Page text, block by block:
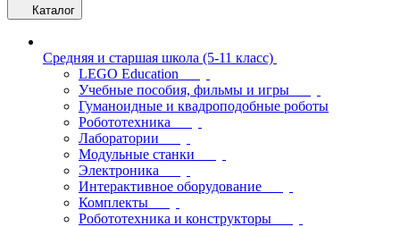
Каталог
Средняя и старшая школа (5-11 класс)
LEGO Education
Учебные пособия, фильмы и игры
Гуманоидные и квадроподобные роботы
Робототехника
Лаборатории
Модульные станки
Электроника
Интерактивное оборудование
Комплекты
Робототехника и конструкторы